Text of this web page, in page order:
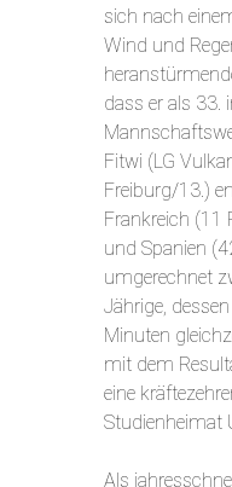
sich nach
Wind und
dass er als 33.
Fitwi (LG
Freiburg/13.)
Frankreich (11
und Spanien
umgerechnet
Jährige,
Minuten
mit dem
eine
Studienheimat
Als